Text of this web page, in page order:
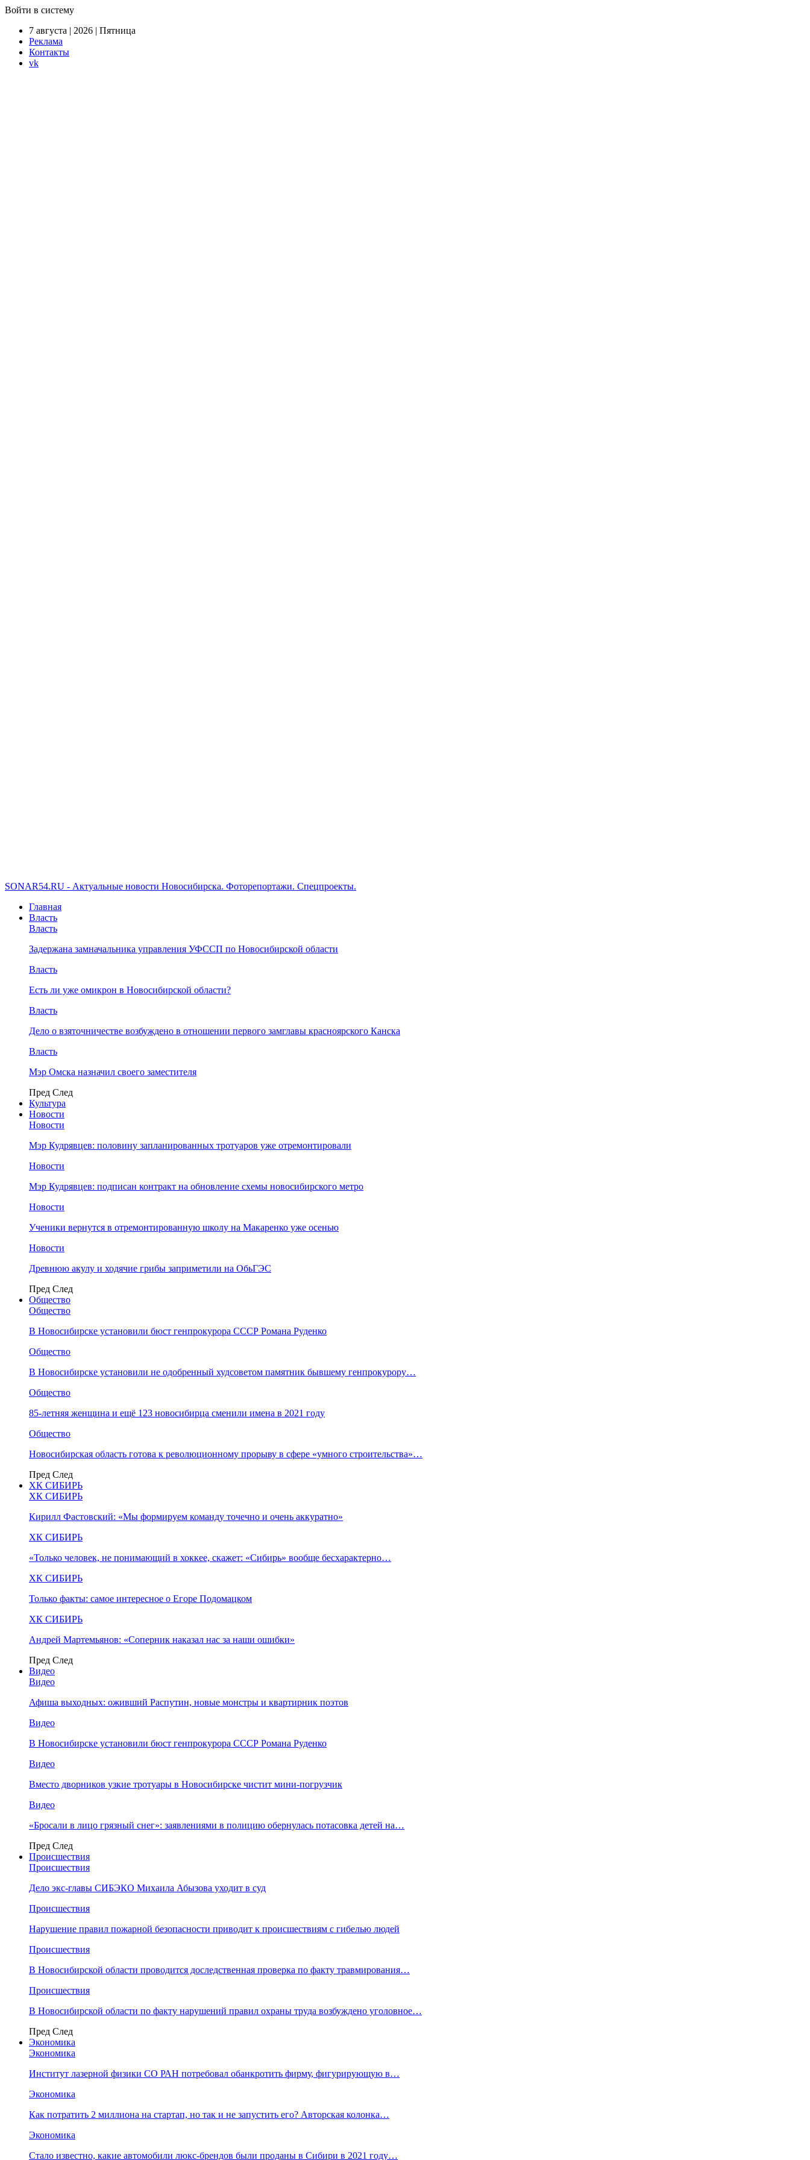
Войти в систему
7 августа | 2026 | Пятница
Реклама
Контакты
vk
SONAR54.RU - Актуальные новости Новосибирска. Фоторепортажи. Спецпроекты.
Главная
Власть
Власть
Задержана замначальника управления УФССП по Новосибирской области
Власть
Есть ли уже омикрон в Новосибирской области?
Власть
Дело о взяточничестве возбуждено в отношении первого замглавы красноярского Канска
Власть
Мэр Омска назначил своего заместителя
Пред След
Культура
Новости
Новости
Мэр Кудрявцев: половину запланированных тротуаров уже отремонтировали
Новости
Мэр Кудрявцев: подписан контракт на обновление схемы новосибирского метро
Новости
Ученики вернутся в отремонтированную школу на Макаренко уже осенью
Новости
Древнюю акулу и ходячие грибы заприметили на ОбьГЭС
Пред След
Общество
Общество
В Новосибирске установили бюст генпрокурора СССР Романа Руденко
Общество
В Новосибирске установили не одобренный худсоветом памятник бывшему генпрокурору…
Общество
85-летняя женщина и ещё 123 новосибирца сменили имена в 2021 году
Общество
Новосибирская область готова к революционному прорыву в сфере «умного строительства»…
Пред След
ХК СИБИРЬ
ХК СИБИРЬ
Кирилл Фастовский: «Мы формируем команду точечно и очень аккуратно»
ХК СИБИРЬ
«Только человек, не понимающий в хоккее, скажет: «Сибирь» вообще бесхарактерно…
ХК СИБИРЬ
Только факты: самое интересное о Егоре Подомацком
ХК СИБИРЬ
Андрей Мартемьянов: «Соперник наказал нас за наши ошибки»
Пред След
Видео
Видео
Афиша выходных: оживший Распутин, новые монстры и квартирник поэтов
Видео
В Новосибирске установили бюст генпрокурора СССР Романа Руденко
Видео
Вместо дворников узкие тротуары в Новосибирске чистит мини-погрузчик
Видео
«Бросали в лицо грязный снег»: заявлениями в полицию обернулась потасовка детей на…
Пред След
Происшествия
Происшествия
Дело экс-главы СИБЭКО Михаила Абызова уходит в суд
Происшествия
Нарушение правил пожарной безопасности приводит к происшествиям с гибелью людей
Происшествия
В Новосибирской области проводится доследственная проверка по факту травмирования…
Происшествия
В Новосибирской области по факту нарушений правил охраны труда возбуждено уголовное…
Пред След
Экономика
Экономика
Институт лазерной физики СО РАН потребовал обанкротить фирму, фигурирующую в…
Экономика
Как потратить 2 миллиона на стартап, но так и не запустить его? Авторская колонка…
Экономика
Стало известно, какие автомобили люкс-брендов были проданы в Сибири в 2021 году…